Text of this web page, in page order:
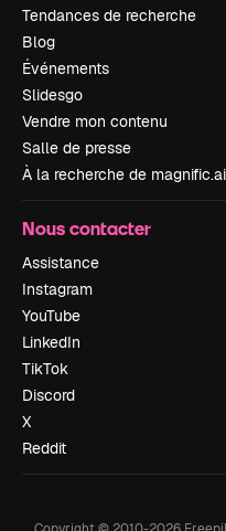
Tendances de recherche
Blog
Événements
Slidesgo
Vendre mon contenu
Salle de presse
À la recherche de magnific.ai
Nous contacter
Assistance
Instagram
YouTube
LinkedIn
TikTok
Discord
X
Reddit